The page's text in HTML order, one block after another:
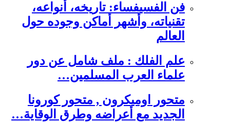
فن الفسيفساء: تاريخه، أنواعه،
تقنياته، وأشهر أماكن وجوده حول
العالم
علم الفلك : ملف شامل عن دور
علماء العرب المسلمين…
متحور اوميكرون , متحور كورونا
الجديد مع أعراضه وطرق الوقاية…